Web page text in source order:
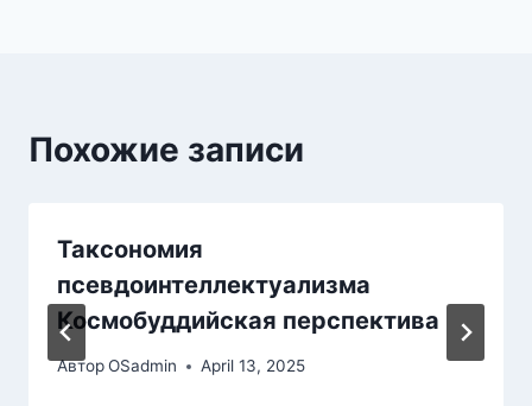
Похожие записи
Таксономия
псевдоинтеллектуализма
Космобуддийская перспектива
АвторOSadmin April 13, 2025